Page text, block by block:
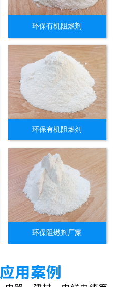
环保有机阻燃剂
环保有机阻燃剂
环保阻燃剂厂家